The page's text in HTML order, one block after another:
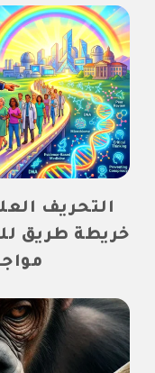
التحريف
خريطة طريق